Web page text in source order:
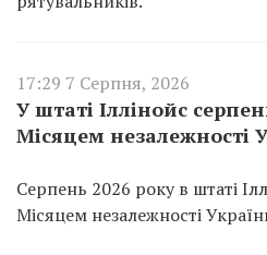
17:29 7 Серпня, 2026
У штаті Іллінойс
Місяцем незалежності
Серпень 2026 року в штаті
Місяцем незалежності